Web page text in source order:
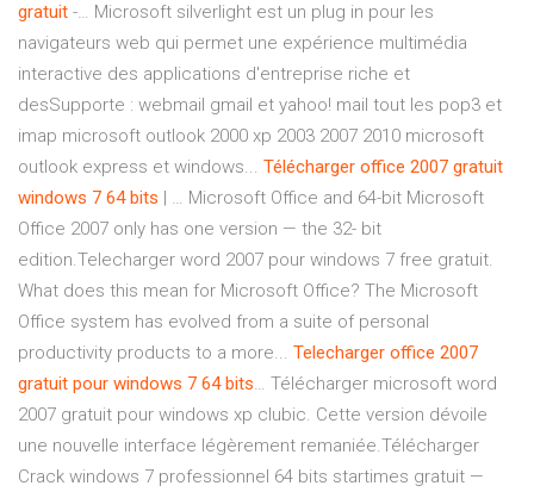
gratuit -… Microsoft silverlight est un plug in pour les
navigateurs web qui permet une expérience multimédia
interactive des applications d'entreprise riche et
desSupporte : webmail gmail et yahoo! mail tout les pop3 et
imap microsoft outlook 2000 xp 2003 2007 2010 microsoft
outlook express et windows... Télécharger office 2007 gratuit
windows 7 64 bits | … Microsoft Office and 64-bit Microsoft
Office 2007 only has one version — the 32- bit
edition.Telecharger word 2007 pour windows 7 free gratuit.
What does this mean for Microsoft Office? The Microsoft
Office system has evolved from a suite of personal
productivity products to a more... Telecharger office 2007
gratuit pour windows 7 64 bits… Télécharger microsoft word
2007 gratuit pour windows xp clubic. Cette version dévoile
une nouvelle interface légèrement remaniée.Télécharger
Crack windows 7 professionnel 64 bits startimes gratuit —